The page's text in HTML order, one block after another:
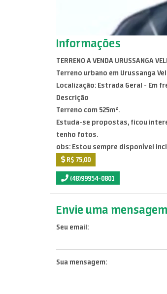
Informações
TERRENO A VENDA URUSSANGA
Terreno urbano em Urussanga
Localização: Estrada Geral - Em
Descrição
Terreno com 525m².
Estuda-se propostas, ficou
tenho fotos.
obs: Estou sempre disponível
R$ 75,00
(48)99954-0801
Envie uma
Seu email:
Sua mensagem: